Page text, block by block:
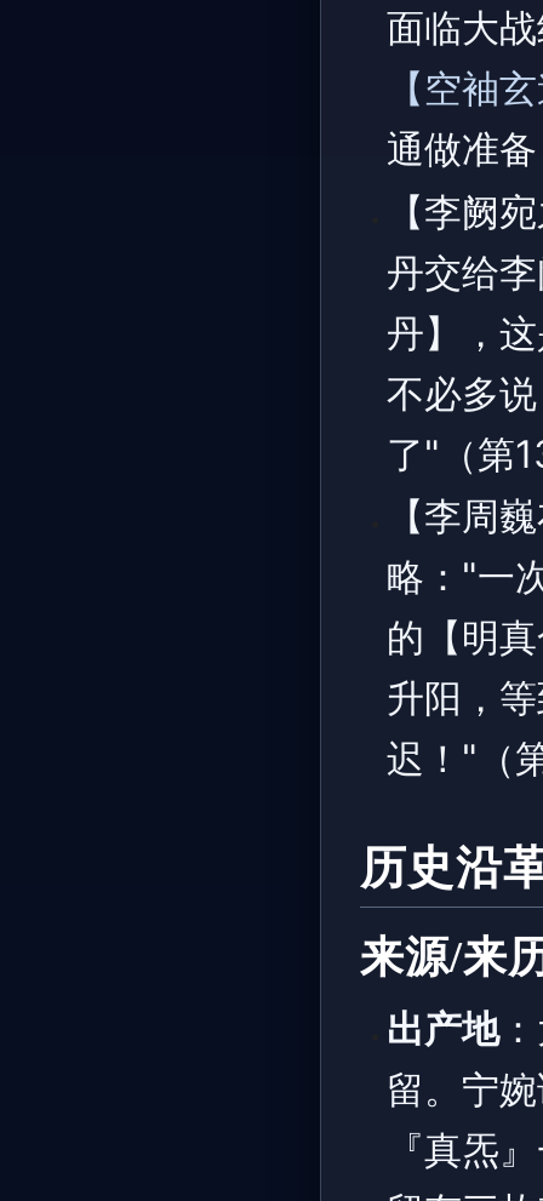
面临大
【空袖
通做准
【李阙
丹交给
丹】，
不必多
了"（第
【李周
略："一
的【明
升阳，
迟！"（
历史沿
来源/来
出产地
留。宁
『真炁